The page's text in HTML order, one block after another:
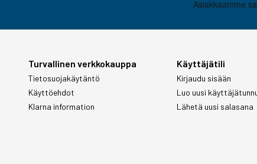
Turvallinen verkkokauppa
Tietosuojakäytäntö
Käyttöehdot
Klarna information
Käyttäjätili
Kirjaudu sisään
Luo uusi
Lähetä uusi salasana